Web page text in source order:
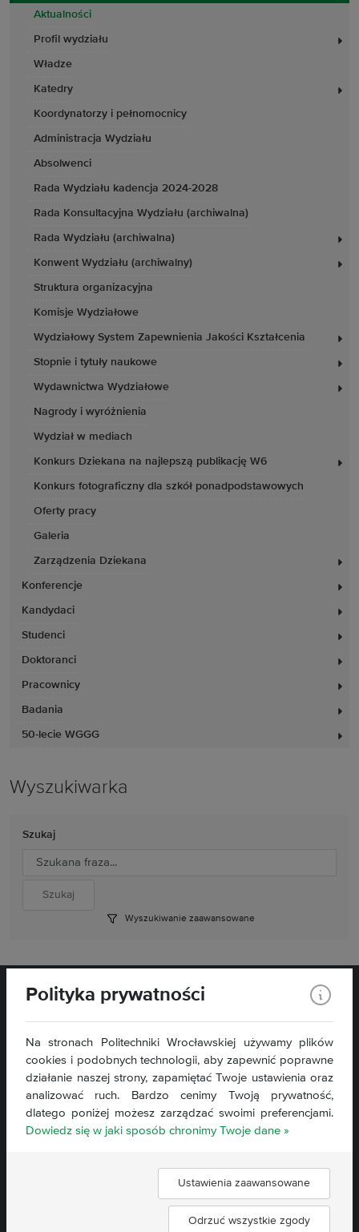
Aktualności
Profil wydziału
Władze
Katedry
Koordynatorzy i pełnomocnicy
Administracja Wydziału
Absolwenci
Rada Wydziału kadencja 2024-2028
Rada Konsultacyjna Wydziału (archiwalna)
Rada Wydziału (archiwalna)
Konwent Wydziału (archiwalny)
Struktura organizacyjna
Komisje Wydziałowe
Wydziałowy System Zapewnienia Jakości Kształcenia
Stopnie i tytuły naukowe
Wydawnictwa Wydziałowe
Nagrody i wyróżnienia
Wydział w mediach
Konkurs Dziekana na najlepszą publikację W6
Konkurs fotograficzny dla szkół ponadpodstawowych
Oferty pracy
Galeria
Zarządzenia Dziekana
Konferencje
Kandydaci
Studenci
Doktoranci
Pracownicy
Badania
50-lecie WGGG
Wyszukiwarka
Szukaj
Wyszukiwanie zaawansowane
50 - 370 Wrocław
Mapa strony »
Polityka prywatności
Na stronach Politechniki Wrocławskiej używamy plików
cookies i podobnych technologii, aby zapewnić poprawne
działanie naszej strony, zapamiętać Twoje ustawienia oraz
analizować ruch. Bardzo cenimy Twoją prywatność,
dlatego poniżej możesz zarządzać swoimi preferencjami.
Dowiedz się w jaki sposób chronimy Twoje dane »
Ustawienia zaawansowane
Odrzuć wszystkie zgody